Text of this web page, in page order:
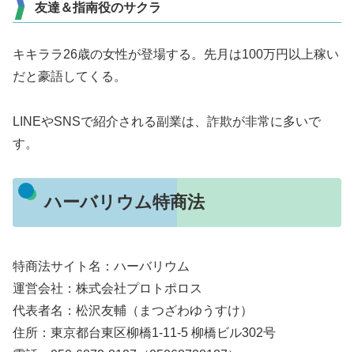
友達＆指南役のサクラ
キキララ26歳の女性が登場する。先月は100万円以上稼い
だと豪語してくる。
LINEやSNSで紹介される副業は、詐欺が非常に多いで
す。
ハーバリウム特商法
特商法サイト名：ハーバリウム
運営会社：株式会社プロトポロス
代表者名：松沢友輔（まつざわゆうすけ）
住所：東京都台東区柳橋1-11-5 柳橋ビル302号